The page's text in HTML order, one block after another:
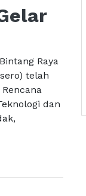
Raya
telah
dan